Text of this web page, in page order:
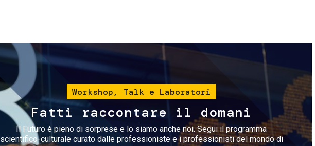
Immagine
Workshop, Talk e Laboratori
Fatti raccontare il domani
Il Futuro è pieno di sorprese e lo siamo anche noi. Segui il programma
scientifico-culturale curato dalle professioniste e i professionisti del mondo di